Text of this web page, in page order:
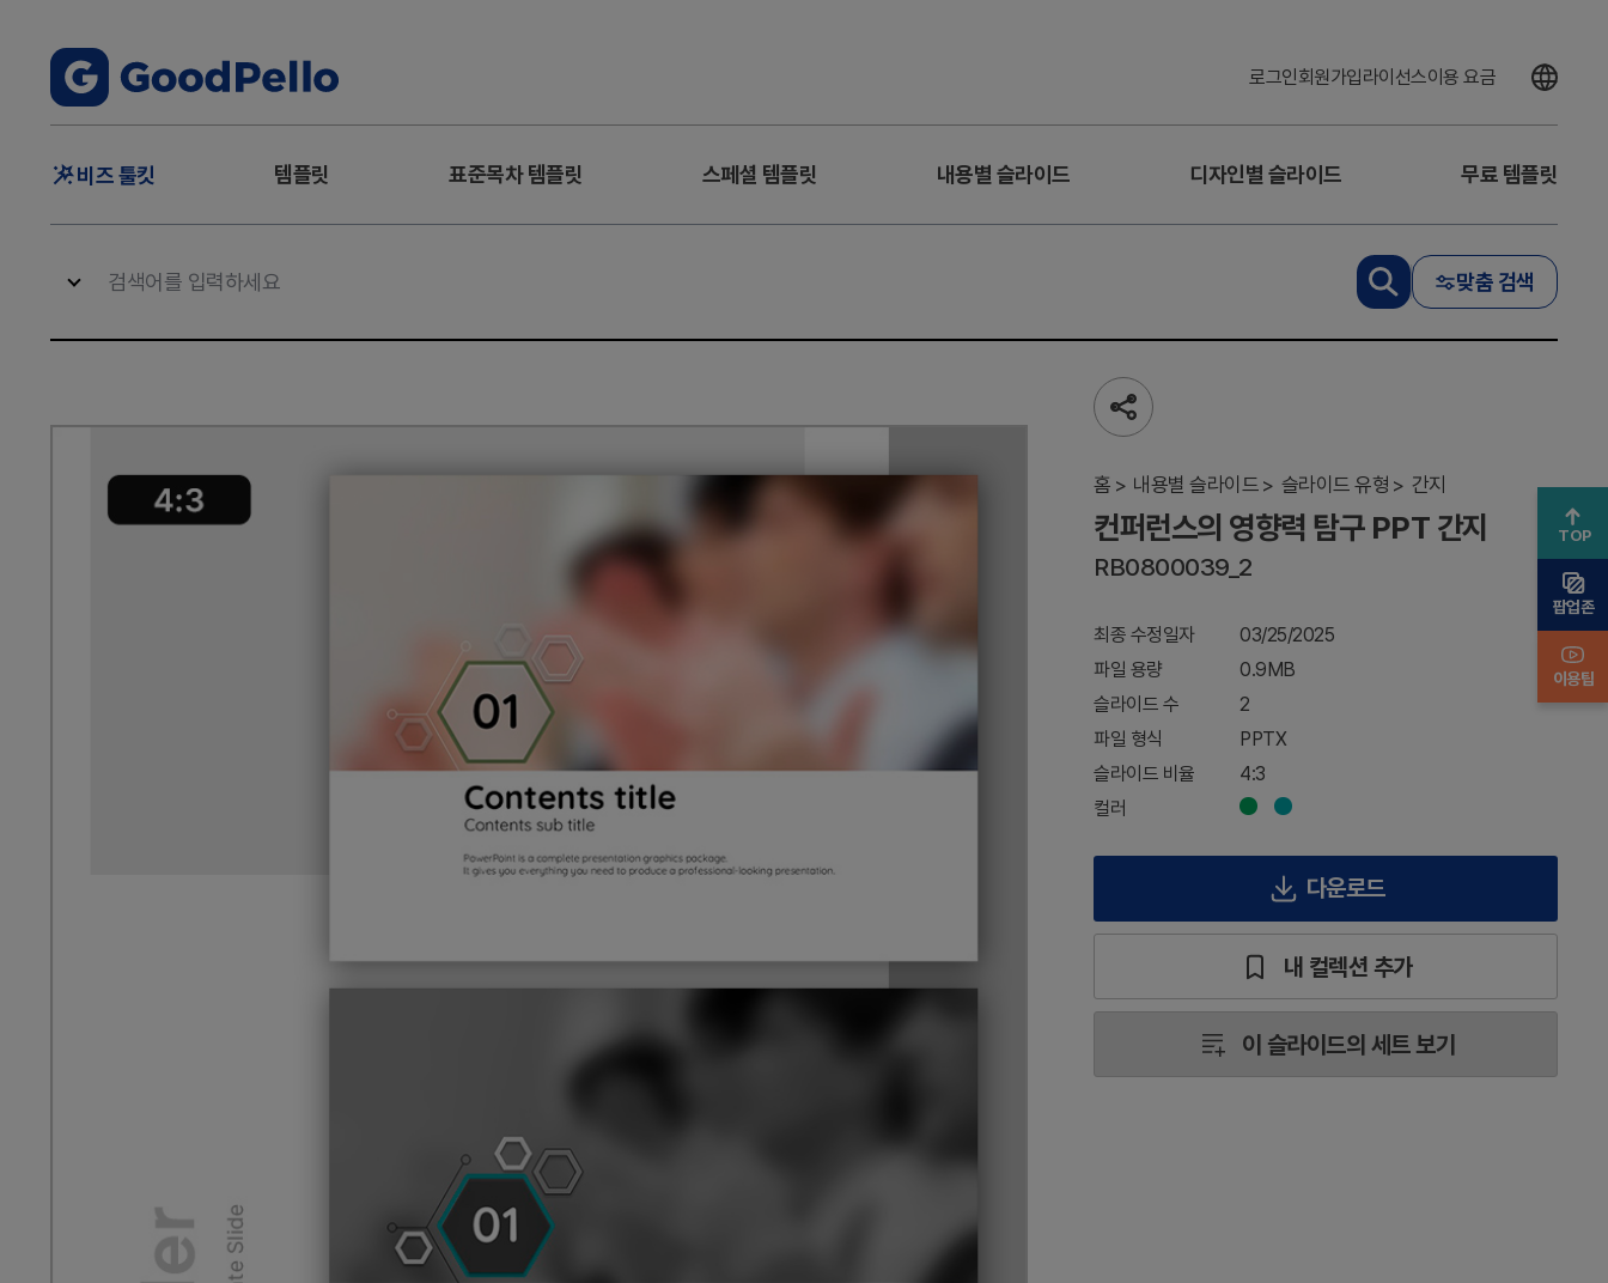
로그인회원가입라이선스이용 요금
주
뉴
비즈 툴킷 템플릿 표준목차 템플릿 스페셜 템플릿 내용별 슬라이드 디자인별 슬라이드 무료 템플릿
맞춤 검색
공
유
기
홈 내용별 슬라이드 슬라이드 유형 간지
컨퍼
런스
영향
력
탐구
PPT
간지
컨퍼런스의 영향력 탐구 PPT 간지
RB0800039_2
최종 수정일자
03/25/2025
파일 용량
0.9MB
슬라이드 수
2
파일 형식
PPTX
슬라이드 비율
4:3
컬러
다운로드
내 컬렉션 추가
이 슬라이드의 세트 보기
TOP
팝업존
이용팁